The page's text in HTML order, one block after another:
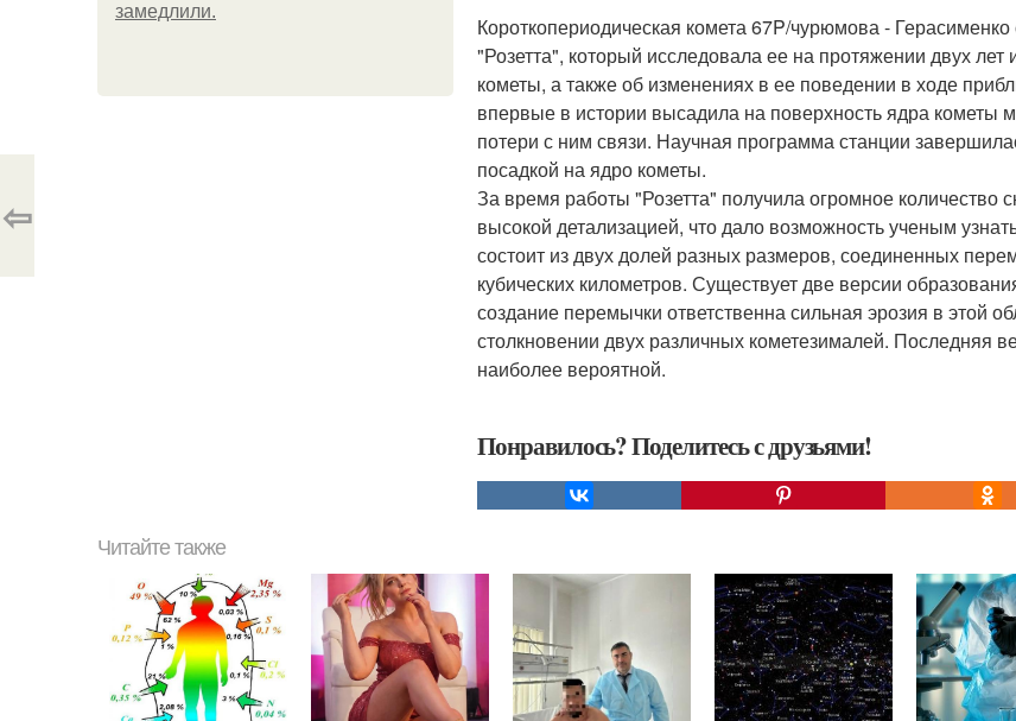
замедлили.
Короткопериодическая комета 67P/чурюмова -
"Розетта", который исследовала ее на протяжении двух
кометы, а также об изменениях в ее поведении в ходе
впервые в истории высадила на поверхность ядра кометы
потери с ним связи. Научная программа станции
посадкой на ядро кометы.
За время работы "Розетта" получила огромное
высокой детализацией, что дало возможность ученым
состоит из двух долей разных размеров, соединенных
кубических километров. Существует две версии
создание перемычки ответственна сильная эрозия в этой
столкновении двух различных кометезималей. Последняя
наиболее вероятной.
Понравилось? Поделитесь с друзьями!
⇦
Читайте также